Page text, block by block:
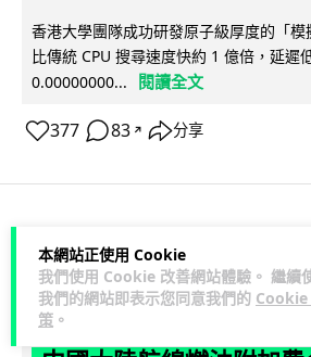
本網站正使用 Cookie
我們使用 Cookie 改善網站體驗。 繼續
我們的網站即表示您同意我們的 Cookie
策 。
香港大學團隊成功研發原子級厚度的「模
比傳統 CPU 搜尋速度快約 1 億倍，延遲
0.00000000...
閱讀全文
377 83 ↗ 分享
科技娛樂 生活科技
Lawton 1 日